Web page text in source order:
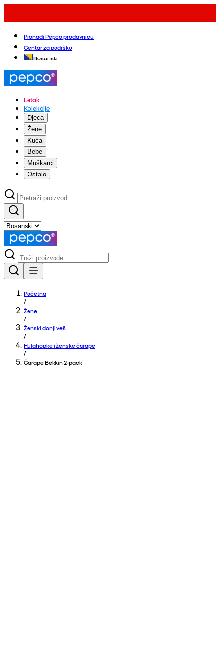
Pronađi Pepco prodavnicu
Centar za podršku
Bosanski
Letak
Kolekcije
Djeca
Žene
Kuća
Bebe
Muškarci
Ostalo
Početna
/
Žene
/
Ženski donji veš
/
Hulahopke i ženske čarape
/
Čarape Bekkin 2-pack